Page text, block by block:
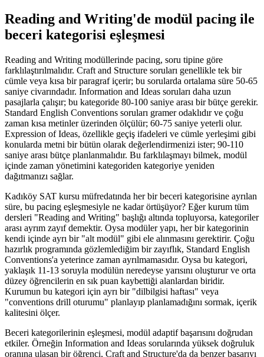
Reading and Writing'de modül pacing ile
beceri kategorisi eşleşmesi
Reading and Writing modüllerinde pacing, soru tipine göre
farklılaştırılmalıdır. Craft and Structure soruları genellikle tek bir
cümle veya kısa bir paragraf içerir; bu sorularda ortalama süre 50-65
saniye civarındadır. Information and Ideas soruları daha uzun
pasajlarla çalışır; bu kategoride 80-100 saniye arası bir bütçe gerekir.
Standard English Conventions soruları gramer odaklıdır ve çoğu
zaman kısa metinler üzerinden ölçülür; 60-75 saniye yeterli olur.
Expression of Ideas, özellikle geçiş ifadeleri ve cümle yerleşimi gibi
konularda metni bir bütün olarak değerlendirmenizi ister; 90-110
saniye arası bütçe planlanmalıdır. Bu farklılaşmayı bilmek, modül
içinde zaman yönetimini kategoriden kategoriye yeniden
dağıtmanızı sağlar.
Kadıköy SAT kursu müfredatında her bir beceri kategorisine ayrılan
süre, bu pacing eşleşmesiyle ne kadar örtüşüyor? Eğer kurum tüm
dersleri "Reading and Writing" başlığı altında topluyorsa, kategoriler
arası ayrım zayıf demektir. Oysa modüler yapı, her bir kategorinin
kendi içinde ayrı bir "alt modül" gibi ele alınmasını gerektirir. Çoğu
hazırlık programında gözlemlediğim bir zayıflık, Standard English
Conventions'a yeterince zaman ayrılmamasıdır. Oysa bu kategori,
yaklaşık 11-13 soruyla modülün neredeyse yarısını oluşturur ve orta
düzey öğrencilerin en sık puan kaybettiği alanlardan biridir.
Kurumun bu kategori için ayrı bir "dilbilgisi haftası" veya
"conventions drill oturumu" planlayıp planlamadığını sormak, içerik
kalitesini ölçer.
Beceri kategorilerinin eşleşmesi, modül adaptif başarısını doğrudan
etkiler. Örneğin Information and Ideas sorularında yüksek doğruluk
oranına ulaşan bir öğrenci, Craft and Structure'da da benzer başarıyı